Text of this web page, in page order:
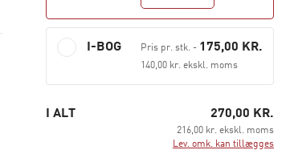
I-BOG Pris pr. stk. - 175,00 KR.
140,00 kr. ekskl. moms
I ALT 270,00 KR.
216,00 kr. ekskl. moms
Lev. omk. kan tillægges